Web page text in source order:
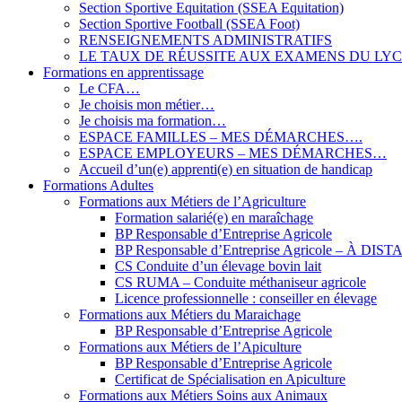
Section Sportive Equitation (SSEA Equitation)
Section Sportive Football (SSEA Foot)
RENSEIGNEMENTS ADMINISTRATIFS
LE TAUX DE RÉUSSITE AUX EXAMENS DU
Formations en apprentissage
Le CFA…
Je choisis mon métier…
Je choisis ma formation…
ESPACE FAMILLES – MES DÉMARCHES….
ESPACE EMPLOYEURS – MES DÉMARCHES…
Accueil d’un(e) apprenti(e) en situation de handicap
Formations Adultes
Formations aux Métiers de l’Agriculture
Formation salarié(e) en maraîchage
BP Responsable d’Entreprise Agricole
BP Responsable d’Entreprise Agricole – À
CS Conduite d’un élevage bovin lait
CS RUMA – Conduite méthaniseur agricole
Licence professionnelle : conseiller en élevage
Formations aux Métiers du Maraichage
BP Responsable d’Entreprise Agricole
Formations aux Métiers de l’Apiculture
BP Responsable d’Entreprise Agricole
Certificat de Spécialisation en Apiculture
Formations aux Métiers Soins aux Animaux